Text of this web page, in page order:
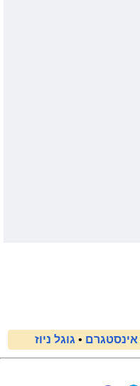
אינסטגרם • גוגל ניוז